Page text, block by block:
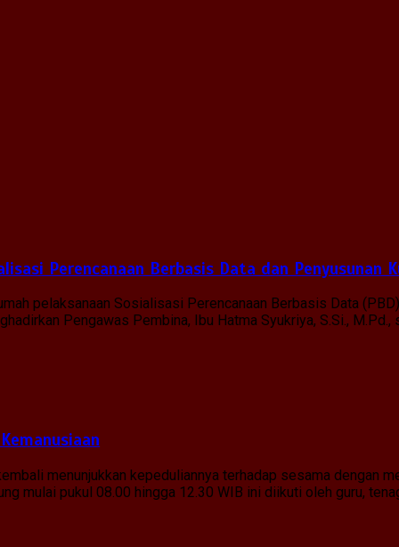
Perencanaan Berbasis Data dan Penyusunan
pelaksanaan Sosialisasi Perencanaan Berbasis Data
Pengawas Pembina, Ibu Hatma Syukriya, S.Si.,
menunjukkan kepeduliannya terhadap sesama dengan
mulai pukul 08.00 hingga 12.30 WIB ini diikuti oleh guru,